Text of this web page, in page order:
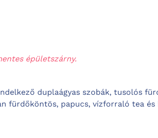
épületszárny.
duplaágyas szobák, tusolós
fürdőköntös, papucs, vízforraló tea és